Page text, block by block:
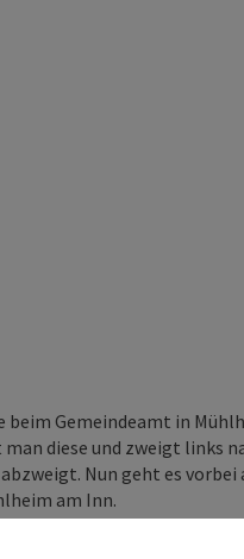
Gemeindeamt in
diese und zweigt links
Nun geht es vorbei
am Inn.